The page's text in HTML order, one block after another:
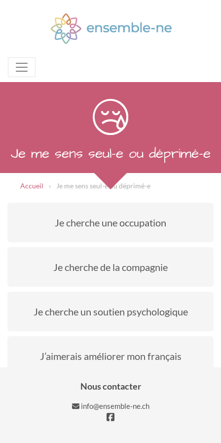
Je me sens seul-e ou déprimé-e
Accueil Je me sens seul-e ou déprimé-e
Je cherche une occupation
Je cherche de la compagnie
Je cherche un soutien psychologique
J’aimerais améliorer mon français
Nous contacter
info@ensemble-ne.ch